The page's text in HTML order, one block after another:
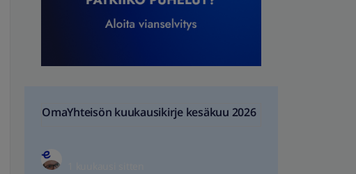
OmaYhteisön kuukausikirje kesäkuu 2026